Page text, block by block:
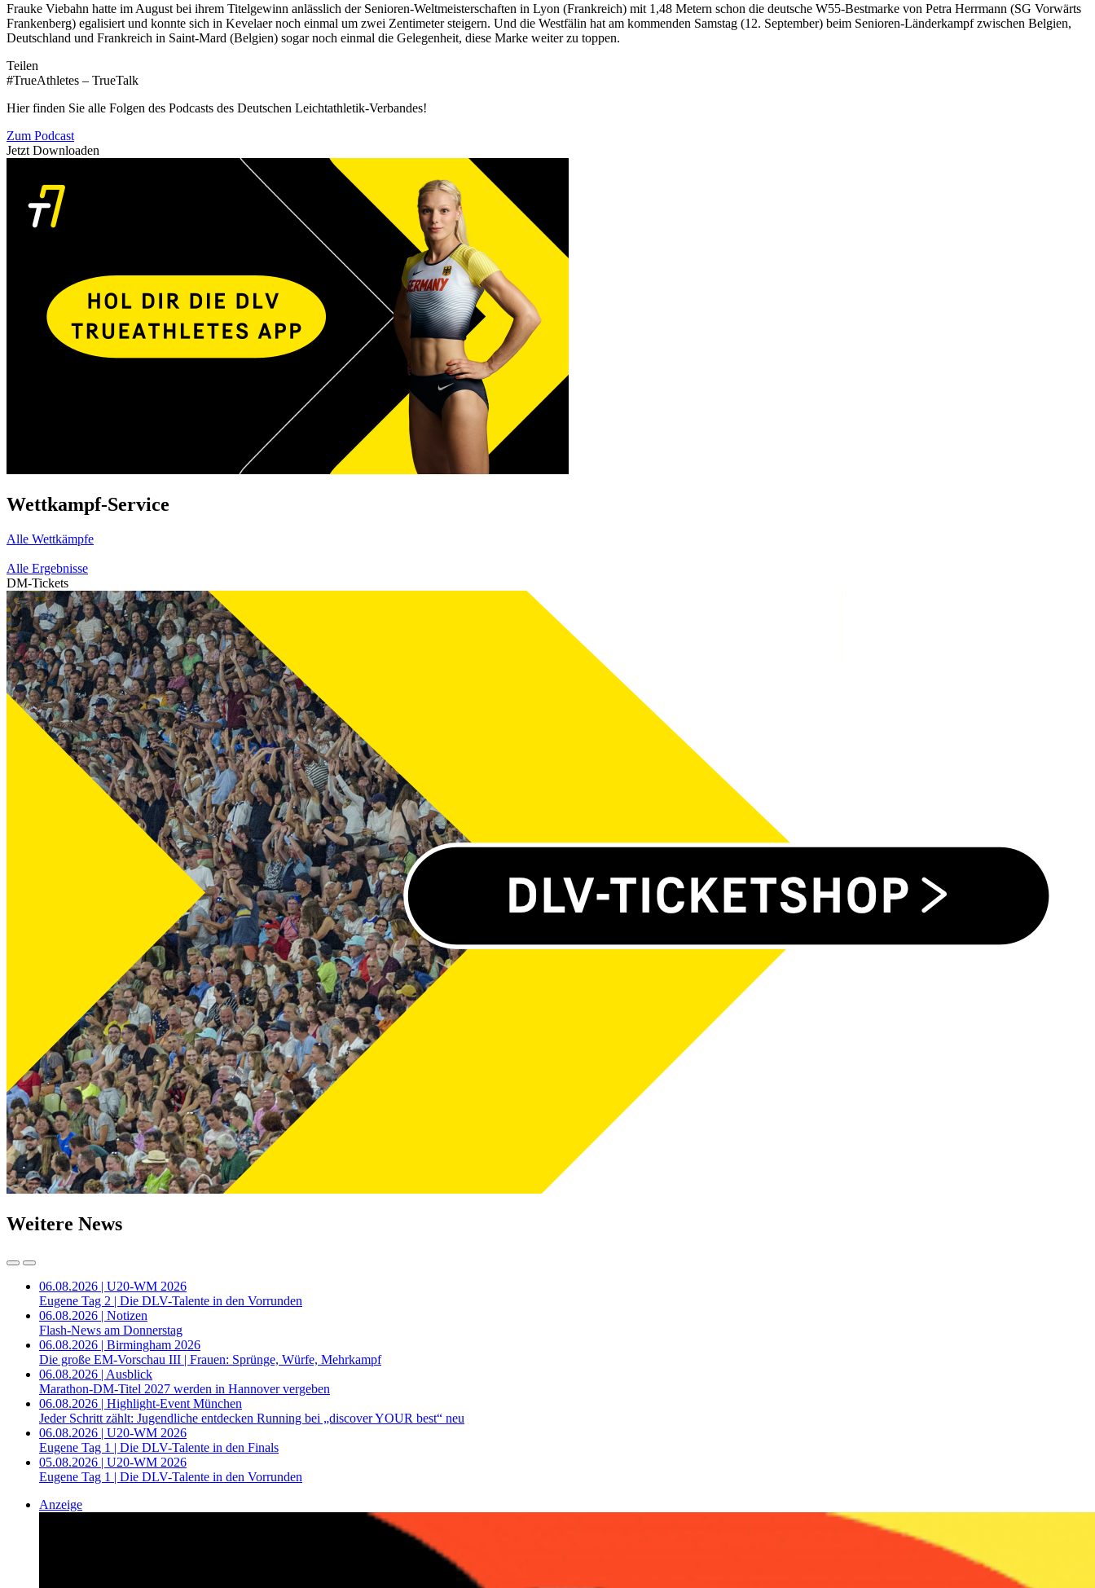
Frauke Viebahn hatte im August bei ihrem Titelgewinn anlässlich der Senioren-Weltmeisterschaften in Lyon (Frankreich) mit 1,48 Metern schon die deutsche W55-Bestmarke von Petra Herrmann (SG Vorwärts
Frankenberg) egalisiert und konnte sich in Kevelaer noch einmal um zwei Zentimeter steigern. Und die Westfälin hat am kommenden Samstag (12. September) beim Senioren-Länderkampf zwischen Belgien,
Deutschland und Frankreich in Saint-Mard (Belgien) sogar noch einmal die Gelegenheit, diese Marke weiter zu toppen.
Teilen
#TrueAthletes – TrueTalk
Hier finden Sie alle Folgen des Podcasts des Deutschen Leichtathletik-Verbandes!
Zum Podcast
Jetzt Downloaden
Wettkampf-Service
Alle Wettkämpfe
Alle Ergebnisse
DM-Tickets
Weitere News
06.08.2026 | U20-WM 2026
Eugene Tag 2 | Die DLV-Talente in den Vorrunden
06.08.2026 | Notizen
Flash-News am Donnerstag
06.08.2026 | Birmingham 2026
Die große EM-Vorschau III | Frauen: Sprünge, Würfe, Mehrkampf
06.08.2026 | Ausblick
Marathon-DM-Titel 2027 werden in Hannover vergeben
06.08.2026 | Highlight-Event München
Jeder Schritt zählt: Jugendliche entdecken Running bei „discover YOUR best“ neu
06.08.2026 | U20-WM 2026
Eugene Tag 1 | Die DLV-Talente in den Finals
05.08.2026 | U20-WM 2026
Eugene Tag 1 | Die DLV-Talente in den Vorrunden
Anzeige